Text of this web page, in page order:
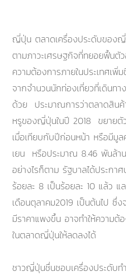
ญี่ปุ่น ตลาดเครื่องประดับของ
ตามภาวะเศรษฐกิจที่ทยอยฟื้นตั
ความต้องการภายในประเทศเ
จากจำนวนนักท่องเที่ยวที่เดินท
ด้วย ประมาณการว่าตลาดสินค้
หรูของญี่ปุ่นในปี 2018 ขยายตัว
เมื่อเทียบกับปีก่อนหน้า หรือมีมู
เยน หรือประมาณ 8.46 พันล้า
อย่างไรก็ตาม รัฐบาลได้ประกา
ร้อยละ 8 เป็นร้อยละ 10 แล้ว แ
เดือนตุลาคม2019 เป็นต้นไป ซึ่ง
มีราคาแพงขึ้น อาจทำให้ความต้
ในตลาดญี่ปุ่นให้ลดลงได้
ชาวญี่ปุ่นชื่นชอบเครื่องประดับท